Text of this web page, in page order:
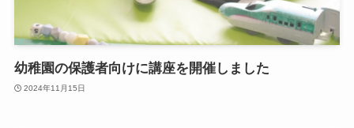
幼稚園の保護者向けに講座を開催しました
2024年11月15日